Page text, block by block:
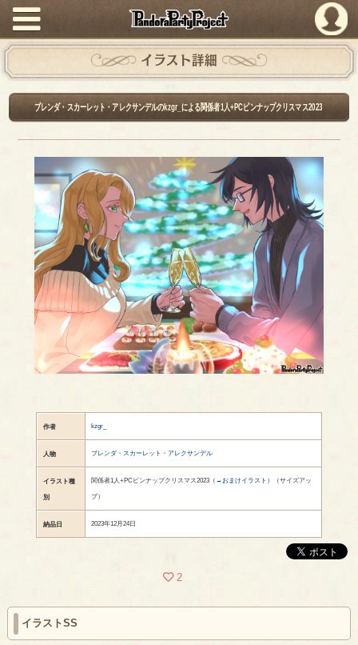
PandoraPartyProject
イラスト詳細
ブレンダ・スカーレット・アレクサンデルのkzgr_による関係者1人+PCピンナップクリスマス2023
作者 kzgr_
人物 ブレンダ・スカーレット・アレクサンデル
イラスト種
別
関係者1人+PCピンナップクリスマス2023（ →おまけイラスト ）（サイズアッ
プ）
納品日 2023年12月24日
2
イラストSS